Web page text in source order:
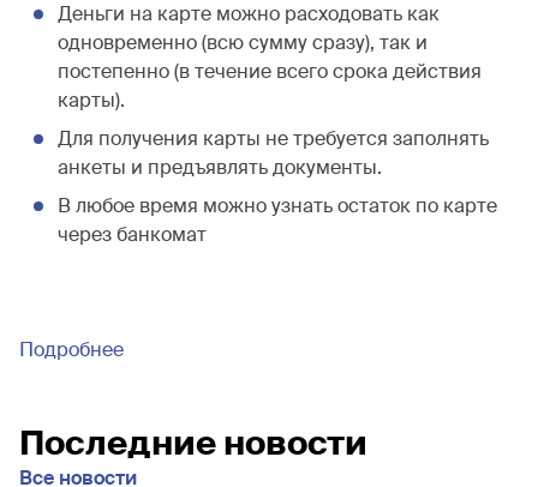
Деньги на карте можно расходовать как
одновременно (всю сумму сразу), так и
постепенно (в течение всего срока действия
карты).
Для получения карты не требуется заполнять
анкеты и предъявлять документы.
В любое время можно узнать остаток по карте
через банкомат
Подробнее
Последние новости
Все новости